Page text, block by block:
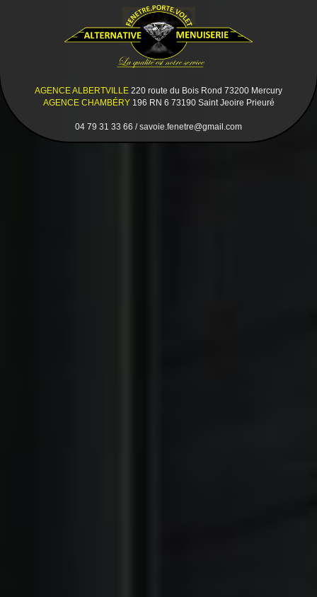
AGENCE ALBERTVILLE 220 route du Bois Rond 73200 Mercury
AGENCE CHAMBÉRY196 RN 6 73190 Saint Jeoire Prieuré
04 79 31 33 66 / savoie.fenetre@gmail.com